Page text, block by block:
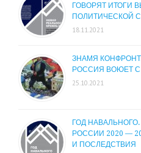
ГОВОРЯТ ИТОГИ
ПОЛИТИЧЕСКОЙ
18.11.2021
ЗНАМЯ
РОССИЯ ВОЮЕТ С
25.10.2021
ГОД
РОССИИ 2020 —
И ПОСЛЕДСТВИЯ